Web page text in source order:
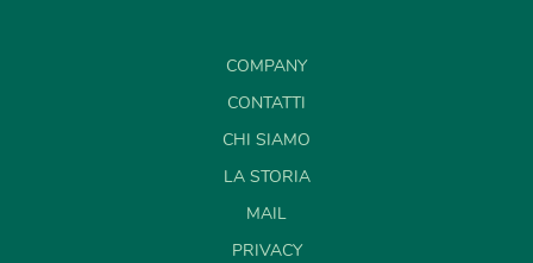
COMPANY
CONTATTI
CHI SIAMO
LA STORIA
MAIL
PRIVACY